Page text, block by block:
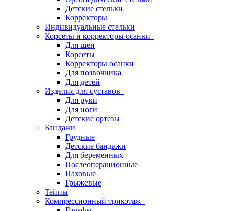
Детские стельки
Корректоры
Индивидуальные стельки
Корсеты и корректоры осанки
Для шеи
Корсеты
Корректоры осанки
Для позвочника
Для детей
Изделия для суставов
Для руки
Для ноги
Детские ортезы
Бандажи
Грудные
Детские бандажи
Для беременных
Послеоперационные
Паховые
Грыжевые
Тейпы
Компрессионный трикотаж